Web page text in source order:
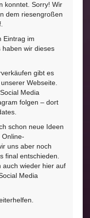
konntet. Sorry! Wir
dem riesengroßen
Eintrag im
haben wir dieses
gibt es
Webseite.
Media
folgen – dort
schon neue Ideen
uns aber noch
final entschieden.
auch wieder hier auf
Media